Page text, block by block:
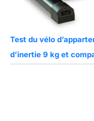
Test du vélo
d’inertie 9 kg et